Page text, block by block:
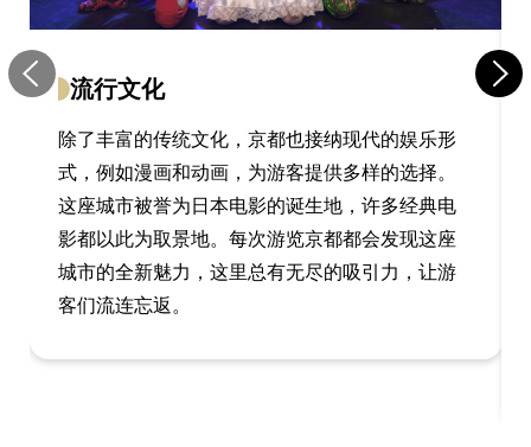
流行文化
除了丰富的传统文化，京都也接纳现代的娱乐形
式，例如漫画和动画，为游客提供多样的选择。
这座城市被誉为日本电影的诞生地，许多经典电
影都以此为取景地。每次游览京都都会发现这座
城市的全新魅力，这里总有无尽的吸引力，让游
客们流连忘返。